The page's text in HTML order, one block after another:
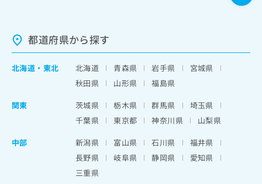
都道府県から探す
北海道 ・ 東北 北海道 青森県 岩手県
宮城県
秋田県
山形県
福島県
関東
茨城県 栃木県 群馬県
埼玉県
千葉県
東京都 神奈川県
山梨県
中部
新潟県 富山県 石川県
福井県
長野県
岐阜県 静岡県
愛知県
三重県